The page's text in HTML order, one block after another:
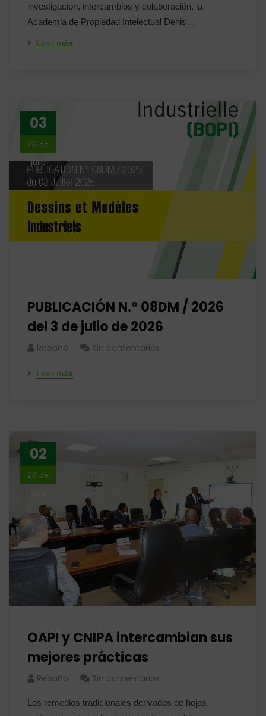
investigación, intercambios y colaboración, la
Academia de Propiedad Intelectual Denis…
Leer más
03
26 de
julio
PUBLICACIÓN N.° 08DM / 2026
del 3 de julio de 2026
Rebaño Sin comentarios
Leer más
02
26 de
OAPI y CNIPA intercambian sus
mejores prácticas
Rebaño Sin comentarios
Los remedios tradicionales derivados de hojas,